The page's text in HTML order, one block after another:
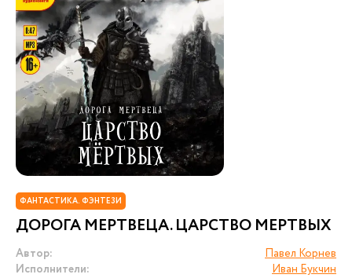
ФАНТАСТИКА. ФЭНТЕЗИ
ДОРОГА МЕРТВЕЦА. ЦАРСТВО МЕРТВЫХ
Автор:
Павел Корнев
Исполнители:
Иван Букчин